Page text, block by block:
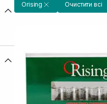
Orising Очистити всі